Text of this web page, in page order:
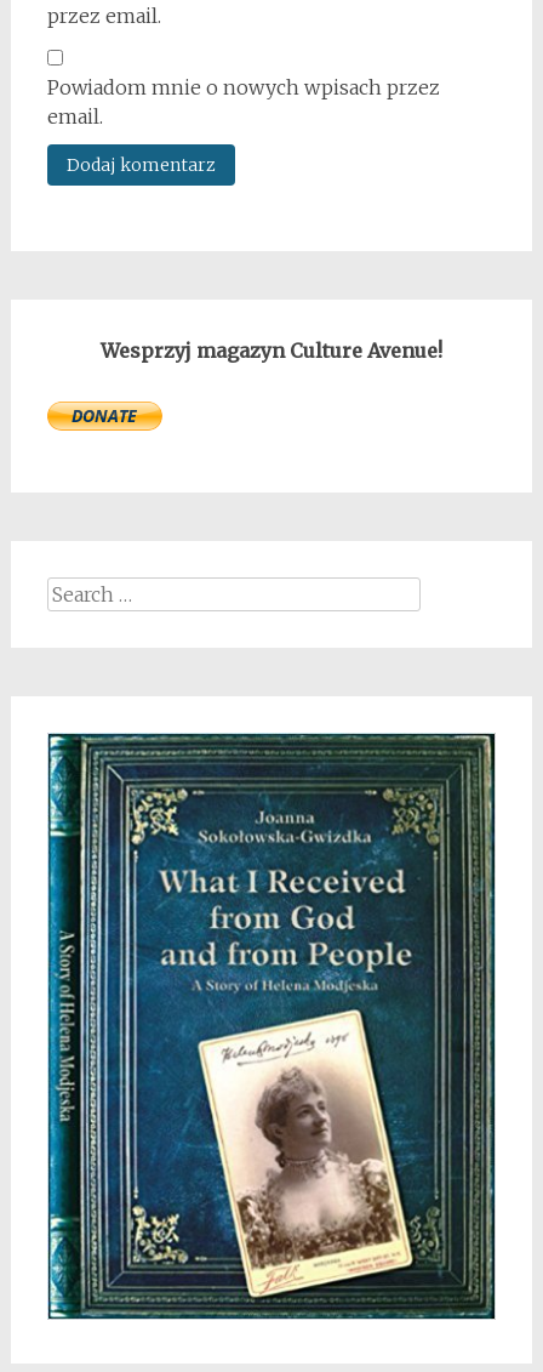
przez email.
Powiadom mnie o nowych wpisach przez
email.
Wesprzyj magazyn Culture Avenue!
Search
for: